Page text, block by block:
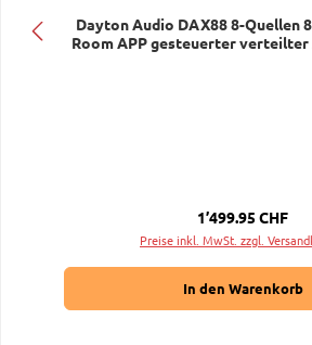
Dayton Audio DAX88 8-Quellen
Room APP gesteuerter
Regulärer Preis:
1’499.95 CHF
Preise inkl. MwSt. zzgl.
In den Warenkorb